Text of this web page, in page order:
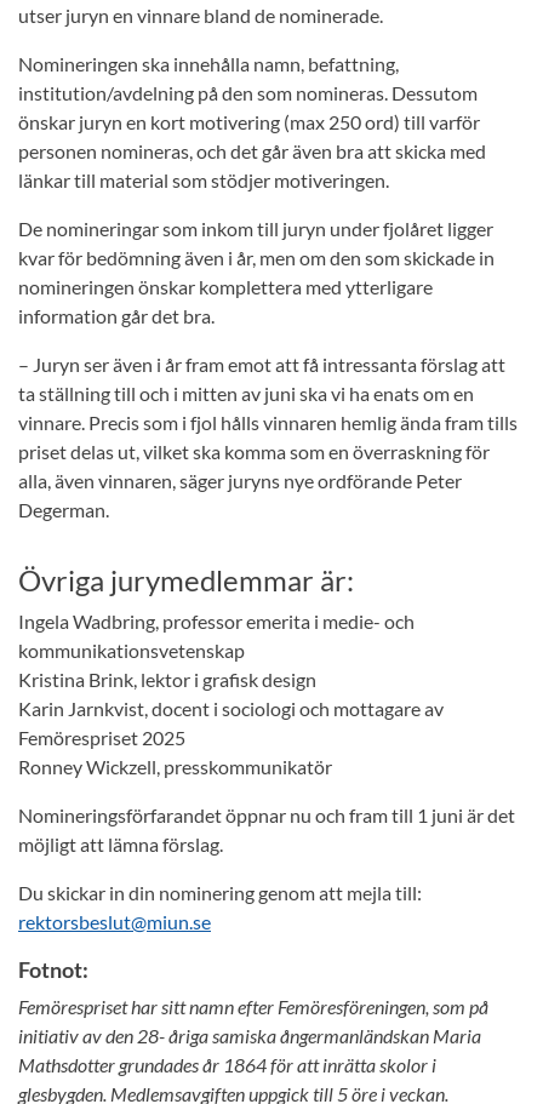
utser juryn en vinnare bland de nominerade.
Nomineringen ska innehålla namn, befattning,
institution/avdelning på den som nomineras. Dessutom
önskar juryn en kort motivering (max 250 ord) till varför
personen nomineras, och det går även bra att skicka med
länkar till material som stödjer motiveringen.
De nomineringar som inkom till juryn under fjolåret ligger
kvar för bedömning även i år, men om den som skickade in
nomineringen önskar komplettera med ytterligare
information går det bra.
– Juryn ser även i år fram emot att få intressanta förslag att
ta ställning till och i mitten av juni ska vi ha enats om en
vinnare. Precis som i fjol hålls vinnaren hemlig ända fram tills
priset delas ut, vilket ska komma som en överraskning för
alla, även vinnaren, säger juryns nye ordförande Peter
Degerman.
Övriga jurymedlemmar är:
Ingela Wadbring, professor emerita i medie- och
kommunikationsvetenskap
Kristina Brink, lektor i grafisk design
Karin Jarnkvist, docent i sociologi och mottagare av
Femörespriset 2025
Ronney Wickzell, presskommunikatör
Nomineringsförfarandet öppnar nu och fram till 1 juni är det
möjligt att lämna förslag.
Du skickar in din nominering genom att mejla till:
rektorsbeslut@miun.se
Fotnot:
Femörespriset har sitt namn efter Femöresföreningen, som på
initiativ av den 28- åriga samiska ångermanländskan Maria
Mathsdotter grundades år 1864 för att inrätta skolor i
glesbygden. Medlemsavgiften uppgick till 5 öre i veckan.